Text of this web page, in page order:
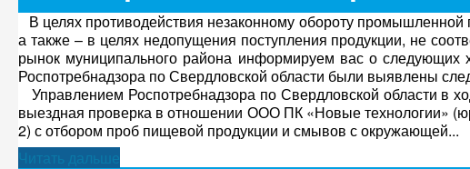
В целях противодействия незаконному обороту
а также – в целях недопущения поступления продукции, не
рынок муниципального района информируем вас о следующих
Роспотребнадзора по Свердловской области были выявлены
Управлением Роспотребнадзора по Свердловской области в
выездная проверка в отношении ООО ПК «Новые технологии»
2) с отбором проб пищевой продукции и смывов с окружающей...
Читать дальше